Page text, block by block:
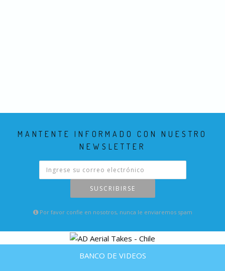
MANTENTE INFORMADO CON NUESTRO
NEWSLETTER
SUSCRIBIRSE
Por favor confie en nosotros, nunca le enviaremos spam
BANCO DE VIDEOS